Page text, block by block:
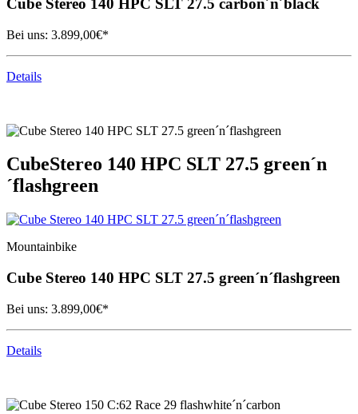
Cube Stereo 140 HPC SLT 27.5 carbon´n´black
Bei uns: 3.899,00€*
Details
CubeStereo 140 HPC SLT 27.5 green´n
´flashgreen
Mountainbike
Cube Stereo 140 HPC SLT 27.5 green´n´flashgreen
Bei uns: 3.899,00€*
Details